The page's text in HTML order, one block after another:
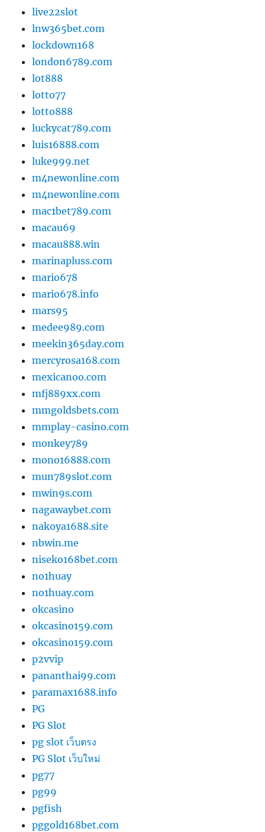
live22slot
lnw365bet.com
lockdown168
london6789.com
lot888
lotto77
lotto888
luckycat789.com
luis16888.com
luke999.net
m4newonline.com
m4newonline.com
mac1bet789.com
macau69
macau888.win
marinapluss.com
mario678
mario678.info
mars95
medee989.com
meekin365day.com
mercyrosa168.com
mexicanoo.com
mfj889xx.com
mmgoldsbets.com
mmplay-casino.com
monkey789
mono16888.com
mun789slot.com
mwin9s.com
nagawaybet.com
nakoya1688.site
nbwin.me
niseko168bet.com
no1huay
no1huay.com
okcasino
okcasino159.com
okcasino159.com
p2vvip
pananthai99.com
paramax1688.info
PG
PG Slot
pg slot เว็บตรง
PG Slot เว็บใหม่
pg77
pg99
pgfish
pggold168bet.com